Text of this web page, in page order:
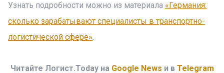
Узнать подробности можно из материала «Германия:
сколько зарабатывают специалисты в транспортно-
логистической сфере».
Читайте Логист.Today на Google News и в Telegram